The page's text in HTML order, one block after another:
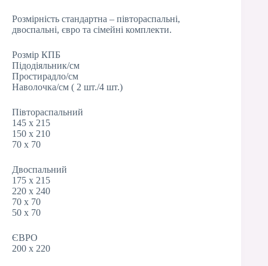
Розмірність стандартна – півтораспальні,
двоспальні, євро та сімейні комплекти.
Розмір КПБ
Підодіяльник/см
Простирадло/см
Наволочка/см ( 2 шт./4 шт.)
Півтораспальний
145 х 215
150 х 210
70 х 70
Двоспальний
175 х 215
220 х 240
70 х 70
50 х 70
ЄВРО
200 х 220